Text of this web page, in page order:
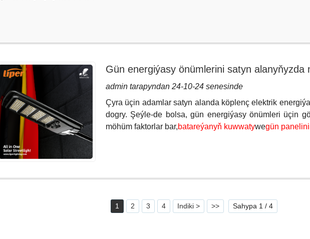
Gün energiýasy önümlerini satyn alanyňyzda
bermeli?
admin tarapyndan 24-10-24 senesinde
Çyra üçin adamlar satyn alanda köplenç elektrik
dogry. Şeýle-de bolsa, gün energiýasy önümleri üçin
möhüm faktorlar bar,batareýanyň kuwwatywegün
1 2 3 4 Indiki > >> Sahypa 1 / 4